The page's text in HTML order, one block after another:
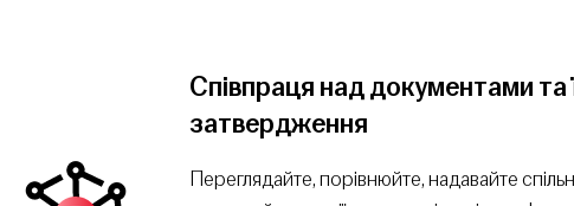
Співпраця над документами та
затвердження
Переглядайте, порівнюйте, надавайте